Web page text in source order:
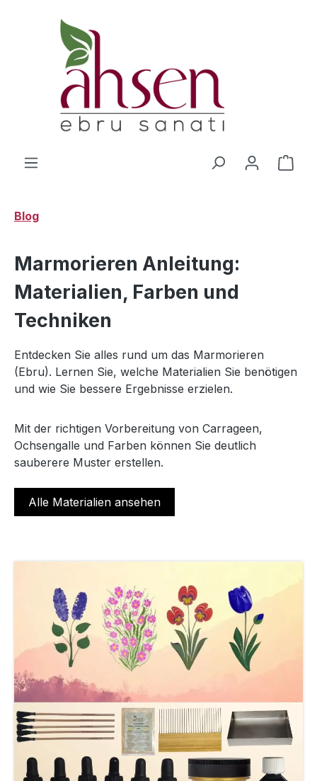
Zum Hauptinhalt springen
Blog
Marmorieren Anleitung:
Materialien, Farben und
Techniken
Entdecken Sie alles rund um das Marmorieren
(Ebru). Lernen Sie, welche Materialien Sie benötigen
und wie Sie bessere Ergebnisse erzielen.
Mit der richtigen Vorbereitung von Carrageen,
Ochsengalle und Farben können Sie deutlich
sauberere Muster erstellen.
Alle Materialien ansehen